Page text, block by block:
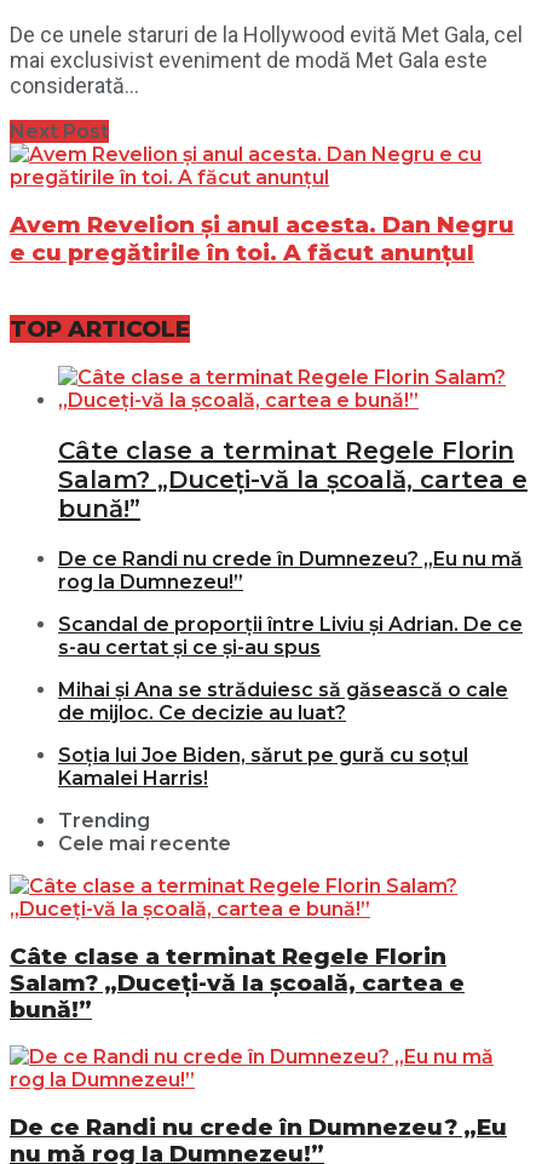
De ce unele staruri de la Hollywood evită Met Gala, cel
mai exclusivist eveniment de modă Met Gala este
considerată...
Next Post
Avem Revelion și anul acesta. Dan Negru
e cu pregătirile în toi. A făcut anunțul
TOP ARTICOLE
Câte clase a terminat Regele Florin
Salam? „Duceți-vă la școală, cartea e
bună!”
De ce Randi nu crede în Dumnezeu? „Eu nu mă
rog la Dumnezeu!”
Scandal de proporții între Liviu și Adrian. De ce
s-au certat și ce și-au spus
Mihai și Ana se străduiesc să găsească o cale
de mijloc. Ce decizie au luat?
Soția lui Joe Biden, sărut pe gură cu soțul
Kamalei Harris!
Trending
Cele mai recente
Câte clase a terminat Regele Florin
Salam? „Duceți-vă la școală, cartea e
bună!”
De ce Randi nu crede în Dumnezeu? „Eu
nu mă rog la Dumnezeu!”